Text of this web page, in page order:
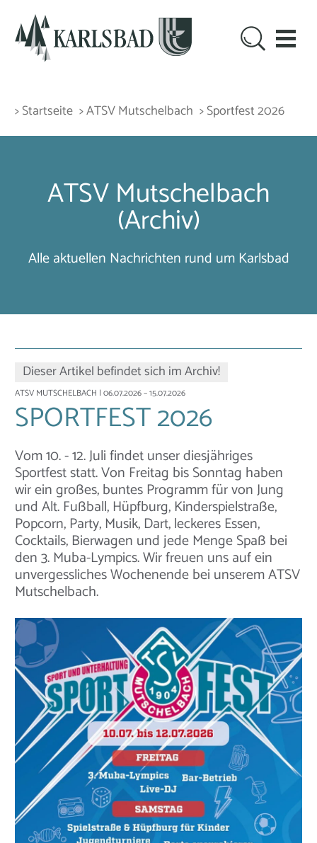
> Startseite > ATSV Mutschelbach > Sportfest 2026
ATSV Mutschelbach
(Archiv)
Alle aktuellen Nachrichten rund um Karlsbad
Dieser Artikel befindet sich im Archiv!
ATSV MUTSCHELBACH | 06.07.2026 – 15.07.2026
SPORTFEST 2026
Vom 10. - 12. Juli findet unser diesjähriges
Sportfest statt. Von Freitag bis Sonntag haben
wir ein großes, buntes Programm für von Jung
und Alt. Fußball, Hüpfburg, Kinderspielstraße,
Popcorn, Party, Musik, Dart, leckeres Essen,
Cocktails, Bierwagen und jede Menge Spaß bei
den 3. Muba-Lympics. Wir freuen uns auf ein
unvergessliches Wochenende bei unserem ATSV
Mutschelbach.